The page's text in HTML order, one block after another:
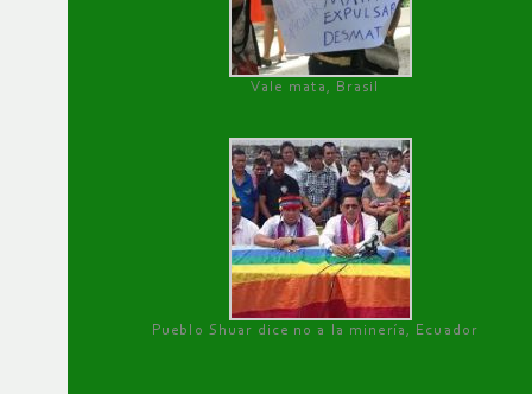
Vale mata, Brasil
Pueblo Shuar dice no a la minería, Ecuador